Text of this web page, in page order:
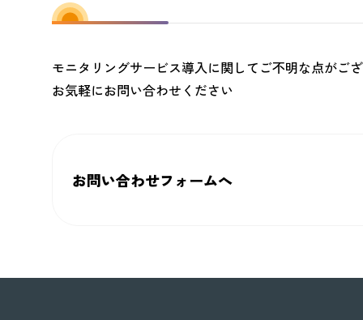
モニタリングサービス導入に関してご不明な点がご
お気軽にお問い合わせください
お問い合わせフォームへ